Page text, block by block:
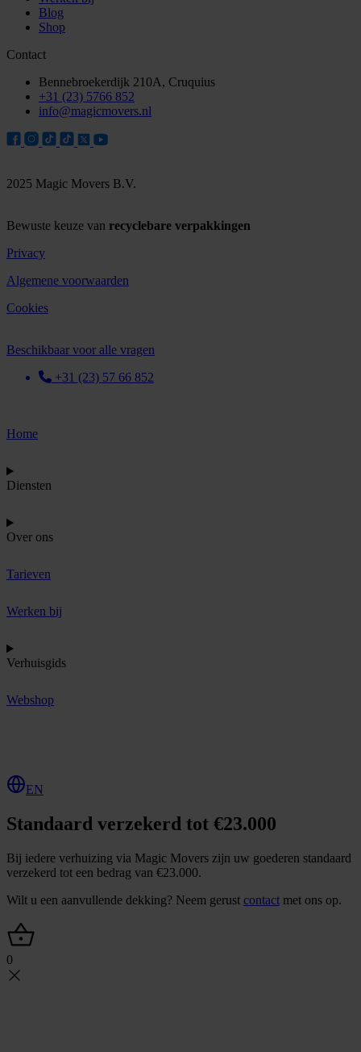
Blog
Shop
Contact
Bennebroekerdijk 210A, Cruquius
+31 (23) 5766 852
info@magicmovers.nl
2025 Magic Movers B.V.
Bewuste keuze van recyclebare verpakkingen
Privacy
Algemene voorwaarden
Cookies
Beschikbaar voor alle vragen
+31 (23) 57 66 852
Home
Diensten
Over ons
Tarieven
Werken bij
Verhuisgids
Webshop
EN
Standaard verzekerd tot €23.000
Bij iedere verhuizing via Magic Movers zijn uw goederen standaard
verzekerd tot een bedrag van €23.000.
Wilt u een aanvullende dekking? Neem gerust contact met ons op.
0